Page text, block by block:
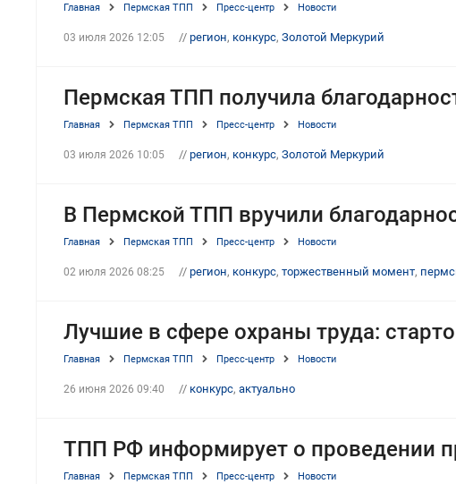
Главная Пермская ТПП Пресс-центр Новости
03 июля 2026 12:05 // регион, конкурс, Золотой Меркурий
Пермская ТПП получила
Главная Пермская ТПП Пресс-центр Новости
03 июля 2026 10:05 // регион, конкурс, Золотой Меркурий
В Пермской ТПП вручили
Главная Пермская ТПП Пресс-центр Новости
02 июля 2026 08:25 // регион, конкурс, торжественный момент,
Лучшие в сфере охраны труда:
Главная Пермская ТПП Пресс-центр Новости
26 июня 2026 09:40 // конкурс, актуально
ТПП РФ информирует о проведении
Главная Пермская ТПП Пресс-центр Новости